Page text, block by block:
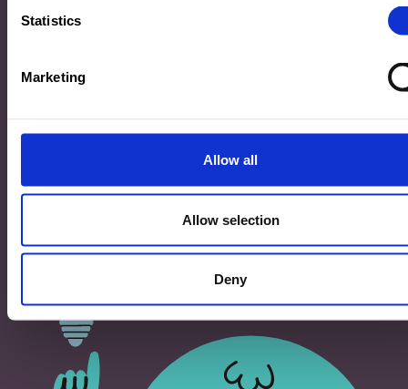
Statistics
Marketing
Allow all
Allow selection
Deny
©2026 Ministère de l’Éducation nationale, de l’Enfance